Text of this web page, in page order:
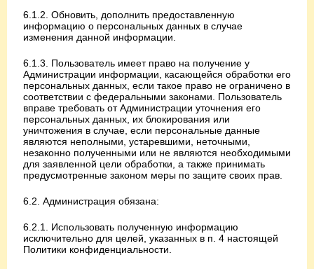
6.1.2. Обновить, дополнить предоставленную
информацию о персональных данных в случае
изменения данной информации.
6.1.3. Пользователь имеет право на получение у
Администрации информации, касающейся обработки его
персональных данных, если такое право не ограничено в
соответствии с федеральными законами. Пользователь
вправе требовать от Администрации уточнения его
персональных данных, их блокирования или
уничтожения в случае, если персональные данные
являются неполными, устаревшими, неточными,
незаконно полученными или не являются необходимыми
для заявленной цели обработки, а также принимать
предусмотренные законом меры по защите своих прав.
6.2. Администрация обязана:
6.2.1. Использовать полученную информацию
исключительно для целей, указанных в п. 4 настоящей
Политики конфиденциальности.